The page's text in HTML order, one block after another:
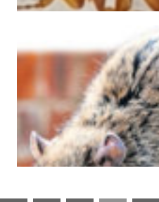
Rattenplaag in
in half jaar tijd
bron foto: @Stock ALMELO -
Schelfhorst worden gek van de
Lees